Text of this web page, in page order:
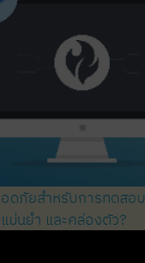
อดภัยสำหรับการทดส
ม่นยำ และคล่องตัว?